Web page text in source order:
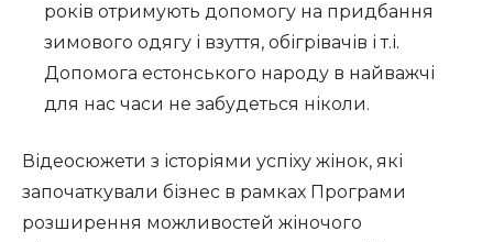
років отримують допомогу на придбання
зимового одягу і взуття, обігрівачів і т.і.
Допомога естонського народу в найважчі
для нас часи не забудеться ніколи.
Відеосюжети з історіями успіху жінок, які
започаткували бізнес в рамках Програми
розширення можливостей жіночого